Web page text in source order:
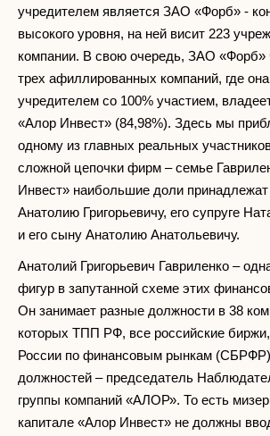
учредителем является ЗАО «Форб» -
высокого уровня, на ней висит 223
компании. В свою очередь, ЗАО «Форб»
трех афиллированных компаний, где
учредителем со 100% участием,
«Алор Инвест» (84,98%). Здесь мы
одному из главных реальных
сложной цепочки фирм – семье
Инвест» наибольшие доли принадлежат
Анатолию Григорьевичу, его супруге
и его сыну Анатолию Анатольевичу.
Анатолий Григорьевич Гавриленко –
фигур в запутанной схеме этих
Он занимает разные должности в 38
которых ТПП РФ, все российские
России по финансовым рынкам
должностей – председатель
группы компаний «АЛОР». То есть
капитале «Алор Инвест» не должны